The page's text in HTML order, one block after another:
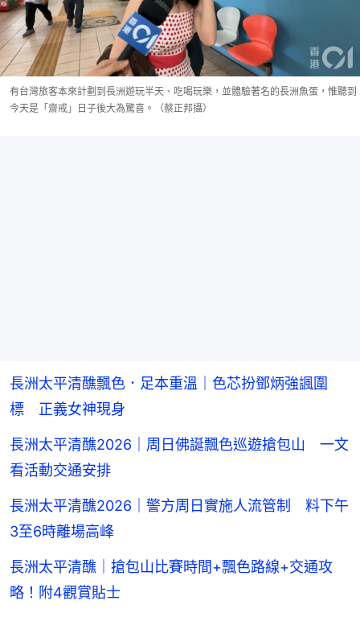
有台灣旅客本來計劃到長洲遊玩半天、吃喝玩樂，並體驗著名的長洲魚蛋，惟聽到
今天是「齋戒」日子後大為驚喜。（蔡正邦攝）
長洲太平清醮飄色．足本重溫｜色芯扮鄧炳強諷圍
標 正義女神現身
長洲太平清醮2026｜周日佛誕飄色巡遊搶包山 一文
看活動交通安排
長洲太平清醮2026｜警方周日實施人流管制 料下午
3至6時離場高峰
長洲太平清醮｜搶包山比賽時間+飄色路線+交通攻
略！附4觀賞貼士